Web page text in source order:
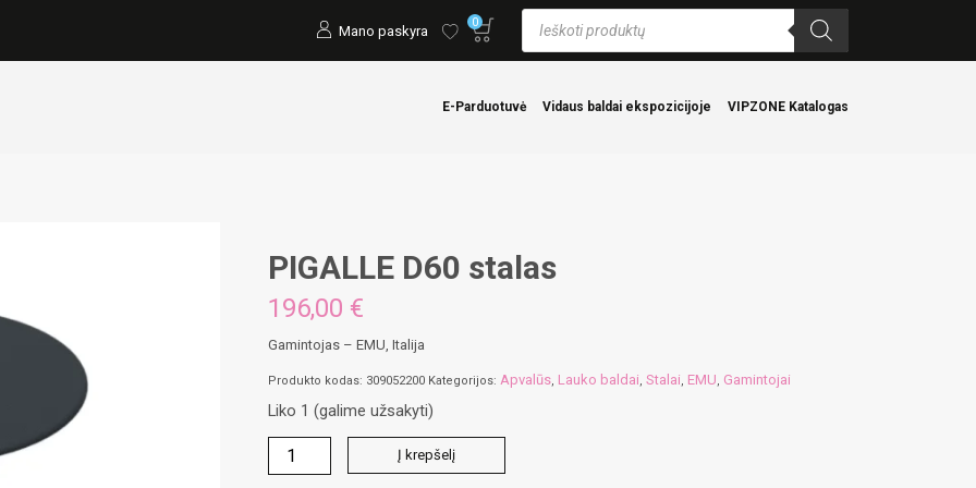
Mano paskyra 0
Products
search
E-Parduotuvė Vidaus baldai ekspozicijoje VIPZONE Katalogas
PIGALLE D60 stalas
196,00 €
Gamintojas – EMU, Italija
Produkto kodas: 309052200 Kategorijos:Apvalūs, Lauko baldai,Stalai, EMU, Gamintojai
Liko 1 (galime užsakyti)
produkto
kiekis:
Į krepšelį